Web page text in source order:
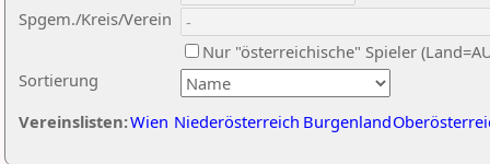
Sortierung
Spgem./Kreis/Verein
Nur "österreichische" Spieler
Vereinslisten:Wien Niederösterreich Burgenland